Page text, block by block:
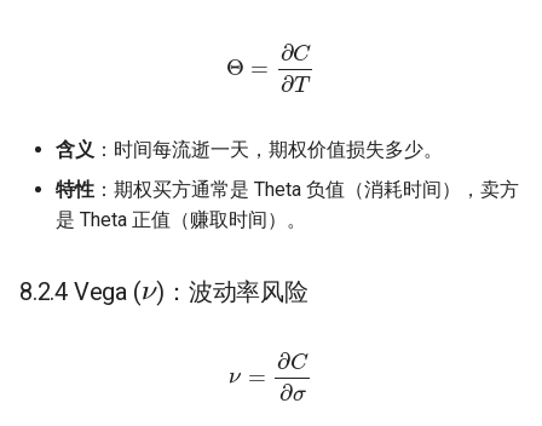
C∂T
含义 ：时间每流逝一天，期权价值损失多少。
特性 ：期权买方通常是 Theta 负值（消耗时间），卖方
是 Theta 正值（赚取时间）。
8.2.4 Vega ( )：波动率风险
C∂σ